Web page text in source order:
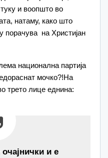
и воопшто во
натаму, како што
порачува на Христијан
национална партија
мочко?!На
трето лице еднина:
и е